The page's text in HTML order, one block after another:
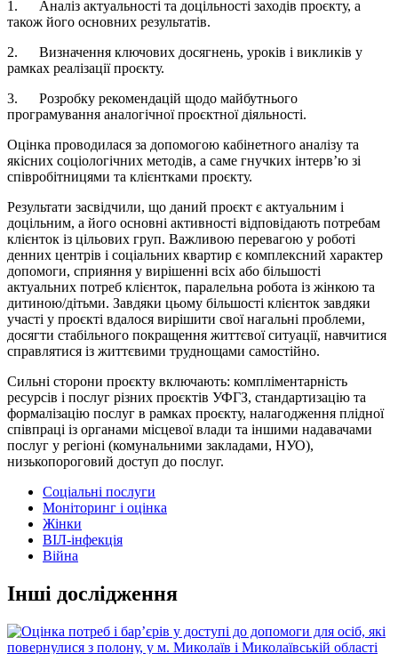
1. Аналіз актуальності та доцільності заходів проєкту, а
також його основних результатів.
2. Визначення ключових досягнень, уроків і викликів у
рамках реалізації проєкту.
3. Розробку рекомендацій щодо майбутнього
програмування аналогічної проєктної діяльності.
Оцінка проводилася за допомогою кабінетного аналізу та
якісних соціологічних методів, а саме гнучких інтерв’ю зі
співробітницями та клієнтками проєкту.
Результати засвідчили, що даний проєкт є актуальним і
доцільним, а його основні активності відповідають потребам
клієнток із цільових груп. Важливою перевагою у роботі
денних центрів і соціальних квартир є комплексний характер
допомоги, сприяння у вирішенні всіх або більшості
актуальних потреб клієнток, паралельна робота із жінкою та
дитиною/дітьми. Завдяки цьому більшості клієнток завдяки
участі у проєкті вдалося вирішити свої нагальні проблеми,
досягти стабільного покращення життєвої ситуації, навчитися
справлятися із життєвими труднощами самостійно.
Сильні сторони проєкту включають: компліментарність
ресурсів і послуг різних проєктів УФГЗ, стандартизацію та
формалізацію послуг в рамках проєкту, налагодження плідної
співпраці із органами місцевої влади та іншими надавачами
послуг у регіоні (комунальними закладами, НУО),
низькопороговий доступ до послуг.
Соціальні послуги
Моніторинг і оцінка
Жінки
ВІЛ-інфекція
Війна
Інші дослідження